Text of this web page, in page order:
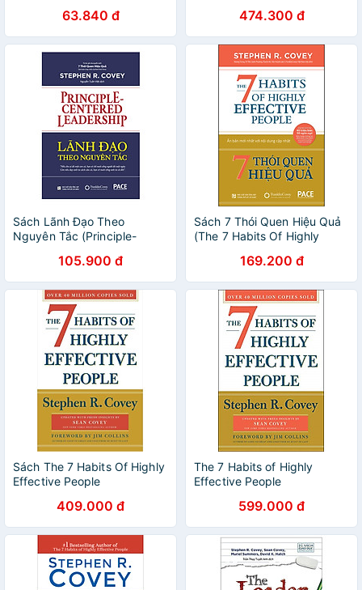
63.840 đ 474.300 đ
Sách Lãnh Đạo Theo
Nguyên Tắc (Principle-
Stephen R. Covey - PACE
Books
105.900 đ
Sách 7 Thói Quen Hiệu Quả
(The 7 Habits Of Highly
R. Covey - PACE Books
169.200 đ
Sách The 7 Habits Of Highly
Effective People
409.000 đ
The 7 Habits of Highly
Effective People
599.000 đ